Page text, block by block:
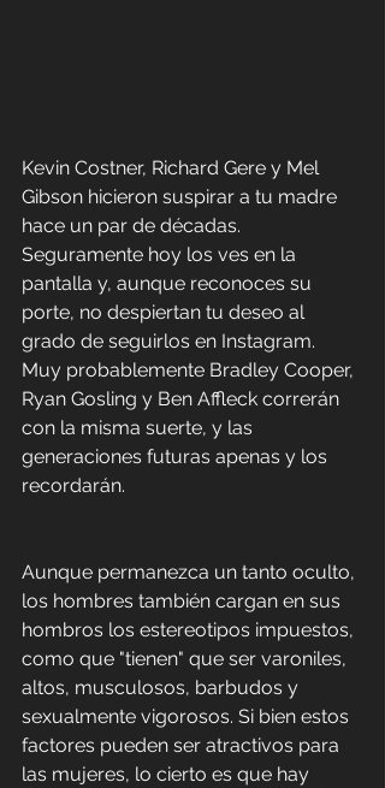
Kevin Costner, Richard Gere y Mel
Gibson hicieron suspirar a tu madre
hace un par de décadas.
Seguramente hoy los ves en la
pantalla y, aunque reconoces su
porte, no despiertan tu deseo al
grado de seguirlos en Instagram.
Muy probablemente Bradley Cooper,
Ryan Gosling y Ben Affleck correrán
con la misma suerte, y las
generaciones futuras apenas y los
recordarán.
Aunque permanezca un tanto oculto,
los hombres también cargan en sus
hombros los estereotipos impuestos,
como que "tienen" que ser varoniles,
altos, musculosos, barbudos y
sexualmente vigorosos. Si bien estos
factores pueden ser atractivos para
las mujeres, lo cierto es que hay